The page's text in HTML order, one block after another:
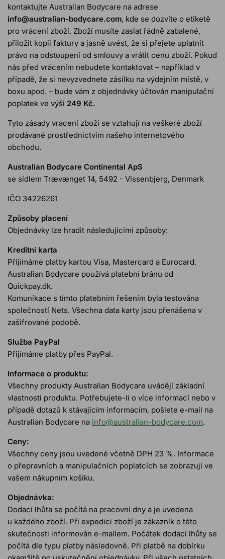
kontaktujte Australian Bodycare na adrese
info@australian-bodycare.com, kde se dozvíte o etiketě
pro vrácení zboží. Zboží musíte zaslat řádně zabalené,
přiložit kopii faktury a jasně uvést, že si přejete uplatnit
právo na odstoupení od smlouvy a vrátit cenu zboží. Pokud
nás před vrácením nebudete kontaktovat – například v
případě, že si nevyzvednete zásilku na výdejním místě, v
boxu apod. – bude vám z objednávky účtován manipulační
poplatek ve výši 249 Kč.
Tyto zásady vracení zboží se vztahují na veškeré zboží
prodávané prostřednictvím našeho internetového
obchodu.
Australian Bodycare Continental ApS
se sídlem Trævænget 14, 5492 - Vissenbjerg, Denmark
IČO 34226261
Způsoby placení
Objednávky lze hradit následujícími způsoby:
Kreditní karta
Přijímáme platby kartou Visa, Mastercard a Eurocard.
Australian Bodycare používá platební bránu od
Quickpay.dk.
Komunikace s tímto platebním řešením byla testována
společností Nets. Všechna data karty jsou přenášena v
zašifrované podobě.
Služba PayPal
Přijímáme platby přes PayPal.
Informace o produktu:
Všechny produkty Australian Bodycare uvádějí základní
vlastnosti produktu. Potřebujete-li o více informací nebo v
případě dotazů k stávajícím informacím, pošlete e-mail na
Australian Bodycare na info@australian-bodycare.com.
Ceny:
Všechny ceny jsou uvedené včetně DPH 23 %. Informace
o přepravních a manipulačních poplatcích se zobrazují ve
vašem nákupním košíku.
Objednávka:
Dodací lhůta se počítá na pracovní dny a je uvedena
u každého zboží. Při expedici zboží je zákazník o této
skutečnosti informován e-mailem. Počátek dodací lhůty se
počítá dle typu platby následovně. Při platbě na dobírku